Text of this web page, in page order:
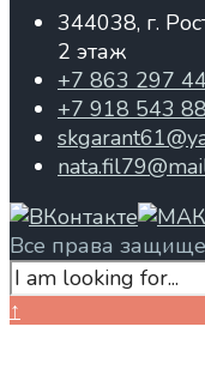
344038, г.
2 этаж
+7 863 297
+7 918 543
Все права
Search
for:
Close
↑